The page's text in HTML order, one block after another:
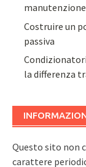
Costruire un
passiva
la differenza
Questo sito non
carattere